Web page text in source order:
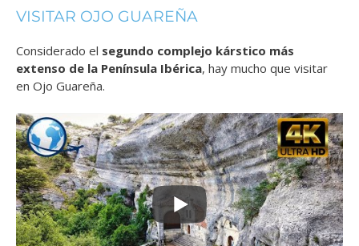
VISITAR OJO GUAREÑA
Considerado el segundo complejo kárstico más
extenso de la Península Ibérica, hay mucho que visitar
en Ojo Guareña.